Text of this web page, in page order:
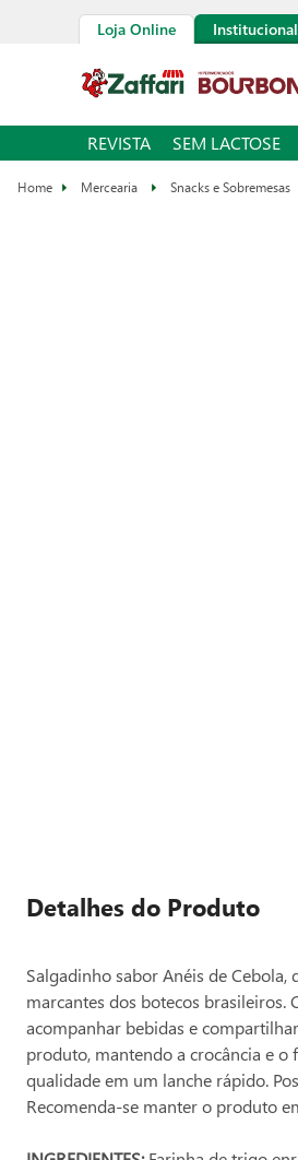
Loja Online Institucional
REVISTA SEM LACTOSE